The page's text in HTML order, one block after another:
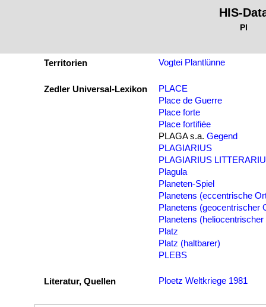
HIS-
Pl
Territorien Vogtei Plantlünne
Zedler Universal-Lexikon
PLACE
Place de Guerre
Place forte
Place fortifiée
PLAGA s.a. Gegend
PLAGIARIUS
PLAGIARIUS
Plagula
Planeten-Spiel
Planetens (eccentrische
Planetens (geocentrischer
Planetens
Platz
Platz (haltbarer)
PLEBS
Literatur, Quellen Ploetz Weltkriege 1981